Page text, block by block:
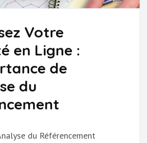
Votre
en Ligne :
de
du
du Référencement